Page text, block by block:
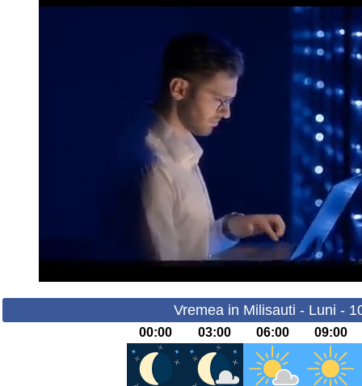
Vremea in Milisauti - Luni -
00:00 03:00 06:00 09:00